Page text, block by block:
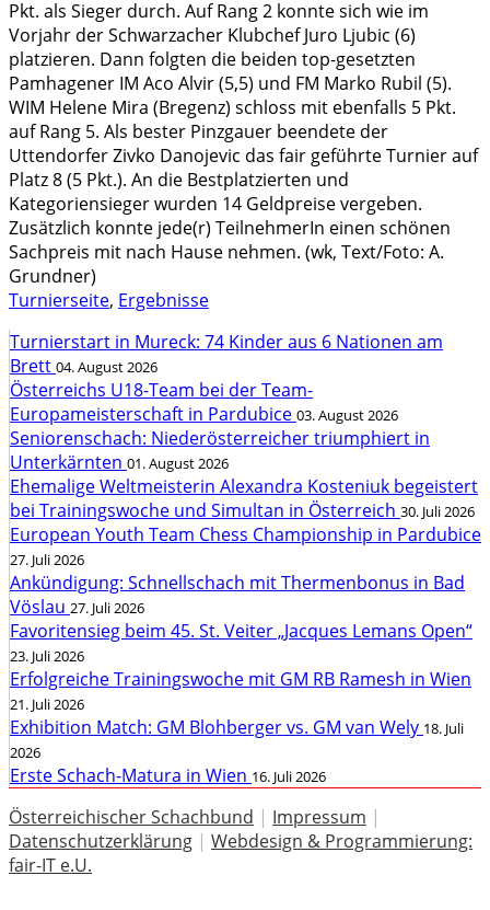
Pkt. als Sieger durch. Auf Rang 2 konnte sich wie im
Vorjahr der Schwarzacher Klubchef Juro Ljubic (6)
platzieren. Dann folgten die beiden top-gesetzten
Pamhagener IM Aco Alvir (5,5) und FM Marko Rubil (5).
WIM Helene Mira (Bregenz) schloss mit ebenfalls 5 Pkt.
auf Rang 5. Als bester Pinzgauer beendete der
Uttendorfer Zivko Danojevic das fair geführte Turnier auf
Platz 8 (5 Pkt.). An die Bestplatzierten und
Kategoriensieger wurden 14 Geldpreise vergeben.
Zusätzlich konnte jede(r) TeilnehmerIn einen schönen
Sachpreis mit nach Hause nehmen. (wk, Text/Foto: A.
Grundner)
Turnierseite, Ergebnisse
Turnierstart in Mureck: 74 Kinder aus 6 Nationen am
Brett 04. August 2026
Österreichs U18-Team bei der Team-
Europameisterschaft in Pardubice 03. August 2026
Seniorenschach: Niederösterreicher triumphiert in
Unterkärnten 01. August 2026
Ehemalige Weltmeisterin Alexandra Kosteniuk begeistert
bei Trainingswoche und Simultan in Österreich 30. Juli 2026
European Youth Team Chess Championship in Pardubice
27. Juli 2026
Ankündigung: Schnellschach mit Thermenbonus in Bad
Vöslau 27. Juli 2026
Favoritensieg beim 45. St. Veiter „Jacques Lemans Open“
23. Juli 2026
Erfolgreiche Trainingswoche mit GM RB Ramesh in Wien
21. Juli 2026
Exhibition Match: GM Blohberger vs. GM van Wely 18. Juli
2026
Erste Schach-Matura in Wien 16. Juli 2026
Österreichischer Schachbund | Impressum |
Datenschutzerklärung | Webdesign & Programmierung:
fair-IT e.U.